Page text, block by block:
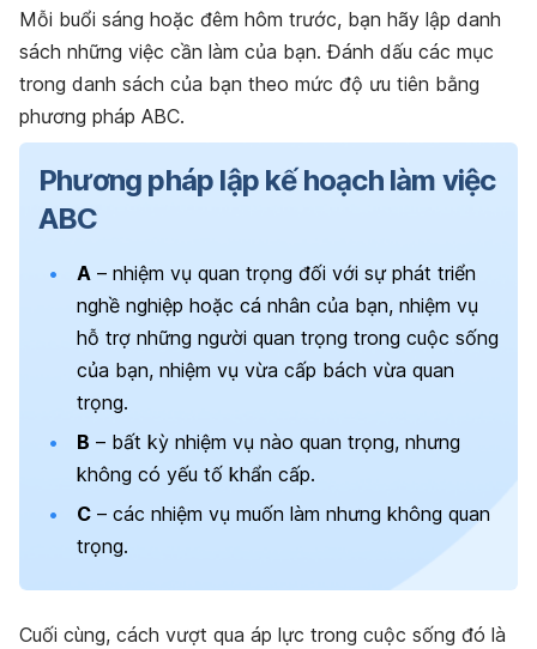
Mỗi buổi sáng hoặc đêm hôm trước, bạn hãy lập danh
sách những việc cần làm của bạn. Đánh dấu các mục
trong danh sách của bạn theo mức độ ưu tiên bằng
phương pháp ABC.
Phương pháp lập kế hoạch làm việc
ABC
A – nhiệm vụ quan trọng đối với sự phát triển
nghề nghiệp hoặc cá nhân của bạn, nhiệm vụ
hỗ trợ những người quan trọng trong cuộc sống
của bạn, nhiệm vụ vừa cấp bách vừa quan
trọng.
B – bất kỳ nhiệm vụ nào quan trọng, nhưng
không có yếu tố khẩn cấp.
C – các nhiệm vụ muốn làm nhưng không quan
trọng.
Cuối cùng, cách vượt qua áp lực trong cuộc sống đó là